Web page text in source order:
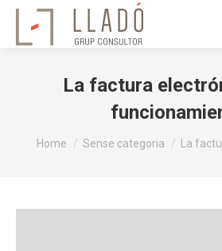
La factura
You are here:
Home Sense categoria La